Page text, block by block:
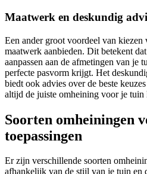
Maatwerk en deskundig
Een ander groot voordeel van
maatwerk aanbieden. Dit betekent
aanpassen aan de afmetingen van je
perfecte pasvorm krijgt. Het
biedt ook advies over de beste
altijd de juiste omheining voor je tuin
Soorten omheiningen
toepassingen
Er zijn verschillende soorten
afhankelijk van de stijl van je tuin en